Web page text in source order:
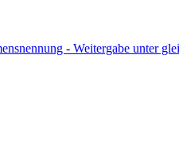
- Weitergabe unter